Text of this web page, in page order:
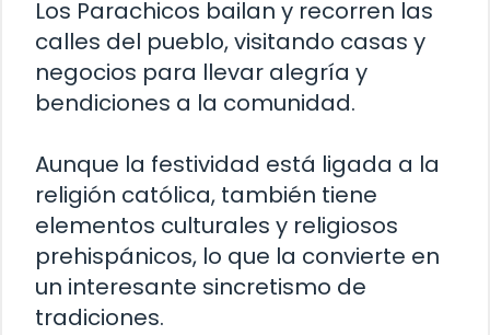
Los Parachicos bailan y recorren las
calles del pueblo, visitando casas y
negocios para llevar alegría y
bendiciones a la comunidad.
Aunque la festividad está ligada a la
religión católica, también tiene
elementos culturales y religiosos
prehispánicos, lo que la convierte en
un interesante sincretismo de
tradiciones.